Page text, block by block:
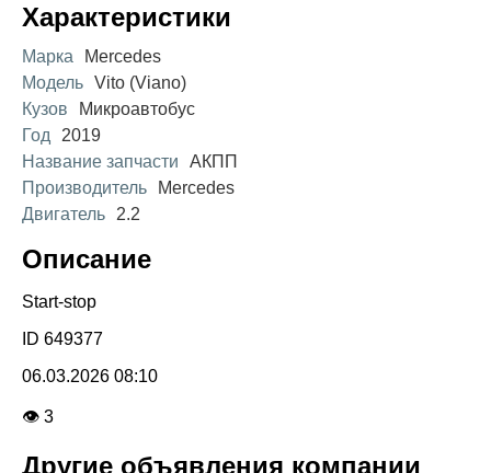
Характеристики
Марка
Mercedes
Модель Vito (Viano)
Кузов
Микроавтобус
Год
2019
Название запчасти
АКПП
Производитель
Mercedes
Двигатель
2.2
Описание
Start-stop
ID 649377
06.03.2026 08:10
👁 3
Другие объявления компании